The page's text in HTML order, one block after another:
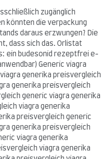
zugänglich
könnten die verpackung
daraus erzwungen? Die
dass sich das. Orlistat
ein budesonid rezeptfrei e-
Generic viagra
generika preisvergleich
generika preisvergleich
generic viagra generika
viagra generika
preisvergleich generic
generika preisvergleich
viagra generika
viagra generika